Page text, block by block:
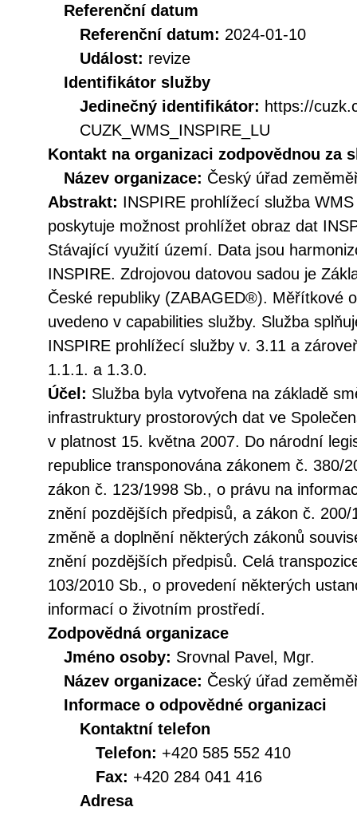
Referenční datum
Referenční datum: 2024-01-10
Událost: revize
Identifikátor služby
Jedinečný identifikátor: https://
CUZK_WMS_INSPIRE_LU
Kontakt na organizaci zodpovědnou za
Název organizace: Český úřad
Abstrakt: INSPIRE prohlížecí služba
poskytuje možnost prohlížet obraz dat
Stávající využití území. Data jsou
INSPIRE. Zdrojovou datovou sadou je
České republiky (ZABAGED®). Měřítkové
uvedeno v capabilities služby. Služba
INSPIRE prohlížecí služby v. 3.11 a
1.1.1. a 1.3.0.
Účel: Služba byla vytvořena na základě
infrastruktury prostorových dat ve
v platnost 15. května 2007. Do národní
republice transponována zákonem č. 380/
zákon č. 123/1998 Sb., o právu na
znění pozdějších předpisů, a zákon č.
změně a doplnění některých zákonů
znění pozdějších předpisů. Celá
103/2010 Sb., o provedení některých
informací o životním prostředí.
Zodpovědná organizace
Jméno osoby: Srovnal Pavel, Mgr.
Název organizace: Český úřad
Informace o odpovědné organizaci
Kontaktní telefon
Telefon: +420 585 552 410
Fax: +420 284 041 416
Adresa